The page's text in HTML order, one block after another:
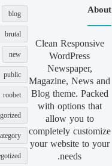
About
Clean Responsive
WordPress
Newspaper,
Magazine, News and
Blog theme. Packed
with options that
allow you to
completely customize
your website to your
needs.
blog
brutal
new
public
roobet